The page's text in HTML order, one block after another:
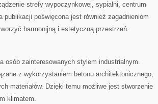
strefy wypoczynkowej, sypialni, centrum
publikacji poświęcona jest również zagadnieniom
harmonijną i estetyczną przestrzeń.
osób zainteresowanych stylem industrialnym.
z wykorzystaniem betonu architektonicznego,
materiałów. Dzięki temu możliwe jest stworzenie
klimatem.